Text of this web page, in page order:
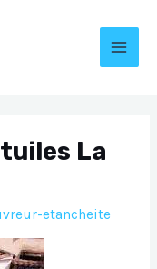
La
etancheite